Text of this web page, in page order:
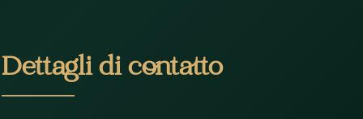
Dettagli di contatto